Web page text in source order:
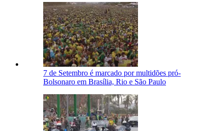
7 de Setembro é marcado por multidões pró-
Bolsonaro em Brasília, Rio e São Paulo